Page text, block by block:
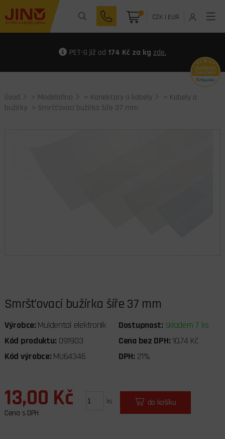
0 CZK| EUR
PET-G již od 174 Kč za kg zde.
Úvod > Modelařina > Konektory a kabely > Kabely a
bužírky > Smršťovací bužírka šíře 37 mm
Smršťovací bužírka šíře 37 mm
Výrobce: Muldental elektronik Dostupnost: skladem 7 ks
Kód produktu: 091903 Cena bez DPH:10,74 Kč
Kód výrobce: MU64346 DPH: 21%
13,00 Kč
Cena s DPH
ks do košíku